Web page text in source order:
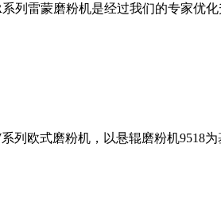
列雷蒙磨粉机是经过我们的专家优
欧式磨粉机，以悬辊磨粉机9518